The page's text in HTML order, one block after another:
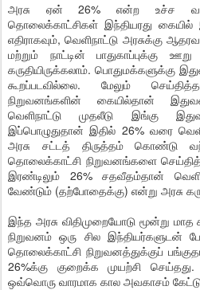
அரசு ஏன் 26% என்ற உச்ச
தொலைக்காட்சிகள் இந்தியரது கையில்
எதிராகவும், வெளிநாட்டு அரசுக்கு
மற்றும் நாட்டின் பாதுகாப்புக்கு
கருதியிருக்கலாம். பொதுமக்களுக்கு
கூறப்படவில்லை. மேலும்
நிறுவனங்களின் கையில்தான்
வெளிநாட்டு முதலீடு இங்கு
இப்பொழுதுதான் இதில் 26% வரை
அரசு சட்டத் திருத்தம் கொண்டு
தொலைக்காட்சி நிறுவனங்களை
இரண்டிலும் 26% சதவீதம்தான்
வேண்டும் (தற்போதைக்கு) என்று அரசு
இந்த அரசு விதிமுறையோடு மூன்று
நிறுவனம் ஒரு சில
தொலைக்காட்சி நிறுவனத்துக்குப்
26%க்கு குறைக்க முயற்சி
ஒவ்வொரு வாரமாக கால அவகாசம் கேட்டு